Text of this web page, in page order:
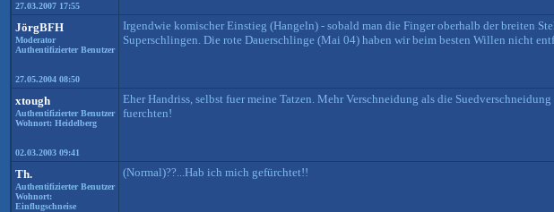
27.03.2007 17:55
JörgBFH
Moderator
Authentifizierter Benutzer
27.05.2004 08:50
Irgendwie komischer Einstieg (Hangeln) - sobald man die Finger oberhalb der breiten
Superschlingen. Die rote Dauerschlinge (Mai 04) haben wir beim besten Willen nicht
xtough
Authentifizierter Benutzer
Wohnort: Heidelberg
02.03.2003 09:41
Eher Handriss, selbst fuer meine Tatzen. Mehr Verschneidung als die
fuerchten!
Th.
Authentifizierter Benutzer
Wohnort:
Einflugschneise
(Normal)??...Hab ich mich gefürchtet!!